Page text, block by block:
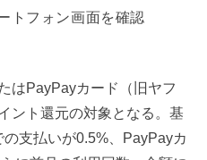
トフォン画面を確認
はPayPayカード（旧ヤフ
ント還元の対象となる。基
支払いが0.5%、PayPayカ